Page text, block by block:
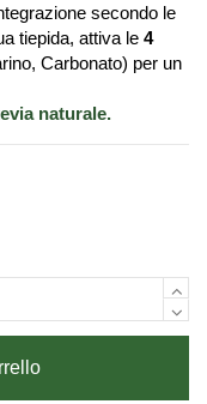
secondo le
tiepida, attiva le 4
Carbonato) per un
naturale.